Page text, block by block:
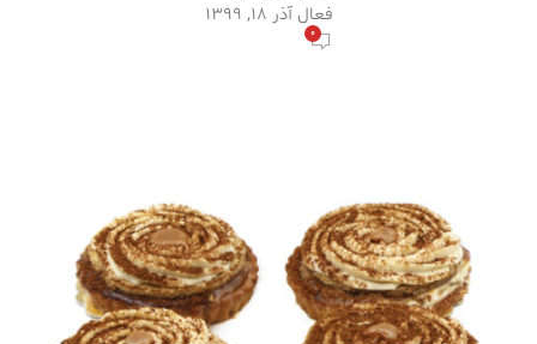
فعال آذر 18, 1399
0